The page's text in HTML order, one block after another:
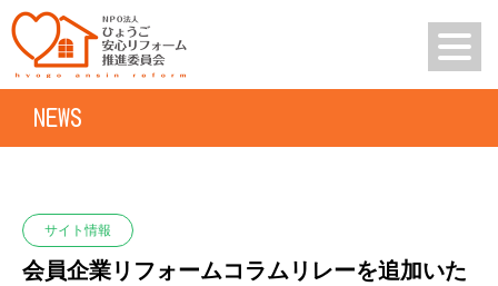
NEWS
サイト情報
会員企業リフォームコラムリレーを追加いた